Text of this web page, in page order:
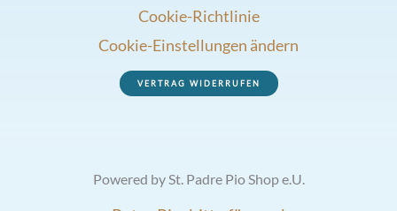
Cookie-Richtlinie
Cookie-Einstellungen ändern
VERTRAG WIDERRUFEN
Powered by St. Padre Pio Shop e.U.